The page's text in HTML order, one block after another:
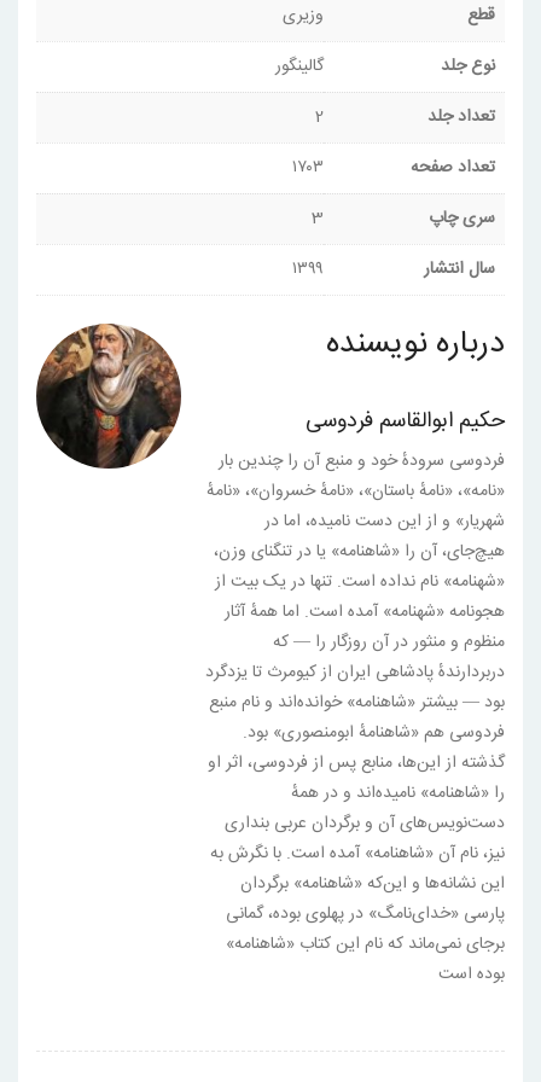
قطع
وزیری
نوع جلد
گالینگور
تعداد جلد
2
تعداد صفحه
۱۷۰۳
سری چاپ
3
سال انتشار
۱۳۹۹
درباره نویسنده
حکیم ابوالقاسم فردوسی
فردوسی سرودهٔ خود و منبع آن را چندین بار
«نامه»، «نامهٔ باستان»، «نامهٔ خسروان»، «نامهٔ
شهریار» و از این دست نامیده، اما در
هیچ‌جای، آن را «شاهنامه» یا در تنگنای وزن،
«شهنامه» نام نداده است. تنها در یک بیت از
هجونامه «شهنامه» آمده است. اما همهٔ آثار
منظوم و منثور در آن روزگار را — که
دربردارندهٔ پادشاهی ایران از کیومرث تا یزدگرد
بود — بیشتر «شاهنامه» خوانده‌اند و نام منبع
فردوسی هم «شاهنامهٔ ابومنصوری» بود.
گذشته از این‌ها، منابع پس از فردوسی، اثر او
را «شاهنامه» نامیده‌اند و در همهٔ
دست‌نویس‌های آن و برگردان عربی بنداری
نیز، نام آن «شاهنامه» آمده است. با نگرش به
این نشانه‌ها و این‌که «شاهنامه» برگردان
پارسی «خدای‌نامگ» در پهلوی بوده، گمانی
برجای نمی‌ماند که نام این کتاب «شاهنامه»
بوده است